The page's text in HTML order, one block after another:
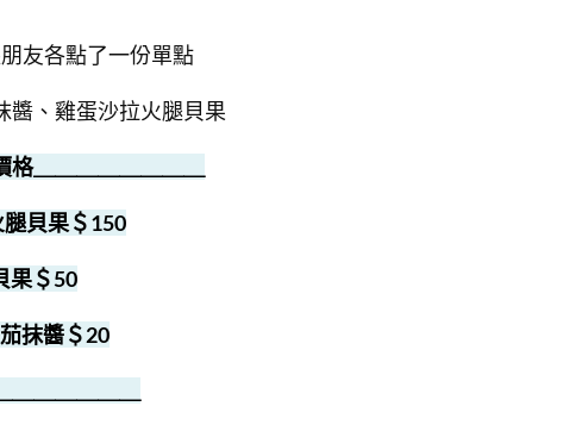
友各點了一份單點
醬、雞蛋沙拉火腿貝果
格＿＿＿＿＿＿＿＿
貝果＄150
果＄50
抹醬＄20